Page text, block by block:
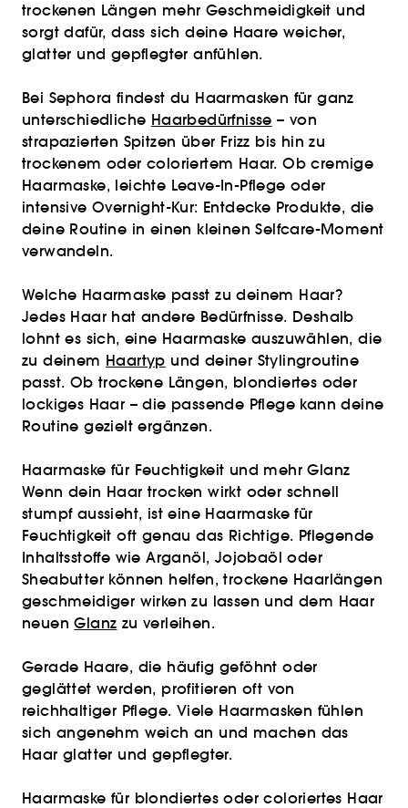
trockenen Längen mehr Geschmeidigkeit und
sorgt dafür, dass sich deine Haare weicher,
glatter und gepflegter anfühlen.
Bei Sephora findest du Haarmasken für ganz
unterschiedliche Haarbedürfnisse – von
strapazierten Spitzen über Frizz bis hin zu
trockenem oder coloriertem Haar. Ob cremige
Haarmaske, leichte Leave-In-Pflege oder
intensive Overnight-Kur: Entdecke Produkte, die
deine Routine in einen kleinen Selfcare-Moment
verwandeln.
Welche Haarmaske passt zu deinem Haar?
Jedes Haar hat andere Bedürfnisse. Deshalb
lohnt es sich, eine Haarmaske auszuwählen, die
zu deinem Haartyp und deiner Stylingroutine
passt. Ob trockene Längen, blondiertes oder
lockiges Haar – die passende Pflege kann deine
Routine gezielt ergänzen.
Haarmaske für Feuchtigkeit und mehr Glanz
Wenn dein Haar trocken wirkt oder schnell
stumpf aussieht, ist eine Haarmaske für
Feuchtigkeit oft genau das Richtige. Pflegende
Inhaltsstoffe wie Arganöl, Jojobaöl oder
Sheabutter können helfen, trockene Haarlängen
geschmeidiger wirken zu lassen und dem Haar
neuenGlanz zu verleihen.
Gerade Haare, die häufig geföhnt oder
geglättet werden, profitieren oft von
reichhaltiger Pflege. Viele Haarmasken fühlen
sich angenehm weich an und machen das
Haar glatter und gepflegter.
Haarmaske für blondiertes oder coloriertes Haar